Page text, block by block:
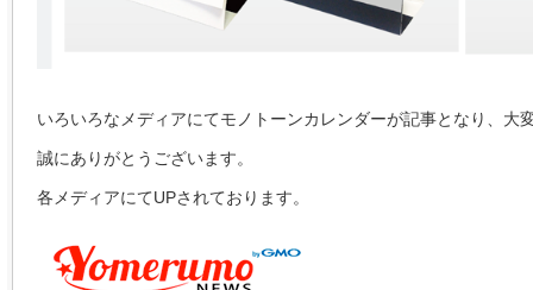
いろいろなメディアにてモノトーンカレンダーが記事となり、大
誠にありがとうございます。
各メディアにてUPされております。